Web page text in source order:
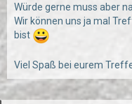
Würde gerne muss aber
Wir können uns ja mal
bist
Viel Spaß bei eurem